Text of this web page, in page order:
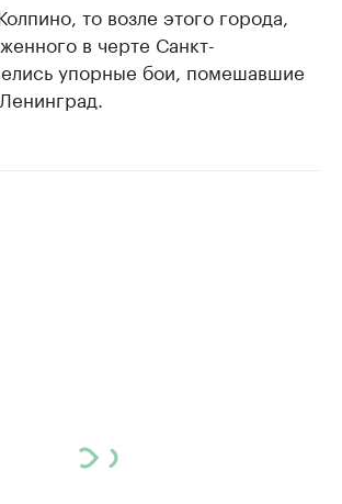
то возле этого города,
в черте Санкт-
упорные бои, помешавшие